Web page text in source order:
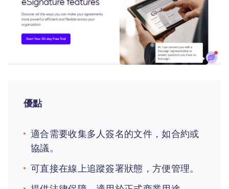
優點
適合需要收集多人簽名的文件，如合約或
協議。
可直接在線上追蹤簽署狀態，方便管理。